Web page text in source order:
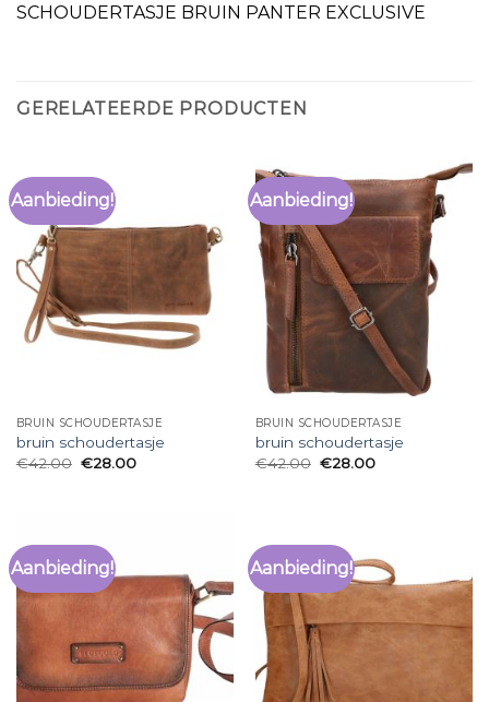
SCHOUDERTASJE BRUIN PANTER EXCLUSIVE
GERELATEERDE PRODUCTEN
Aanbieding!
BRUIN SCHOUDERTASJE
bruin schoudertasje
€42.00 €28.00
Aanbieding!
BRUIN SCHOUDERTASJE
bruin schoudertasje
€42.00 €28.00
Aanbieding! Aanbieding!